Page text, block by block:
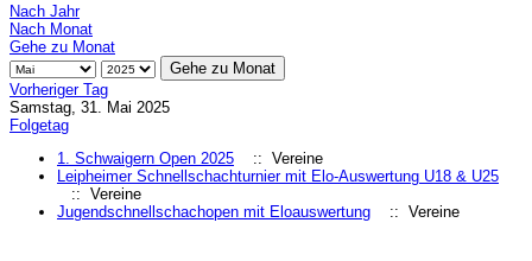
Nach Jahr
Nach Monat
Gehe zu Monat
Gehe zu Monat
Vorheriger Tag
Samstag, 31. Mai 2025
Folgetag
1. Schwaigern Open 2025
:: Vereine
Leipheimer Schnellschachturnier mit Elo-Auswertung U18 & U25
:: Vereine
Jugendschnellschachopen mit Eloauswertung
:: Vereine